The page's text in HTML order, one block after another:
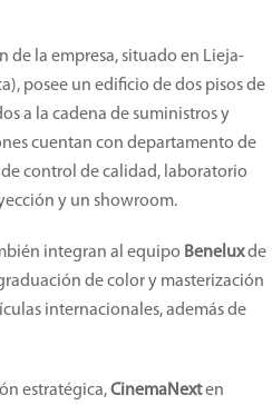
de la empresa, situado en Lieja-
posee un edificio de dos pisos de
a la cadena de suministros y
cuentan con departamento de
control de calidad, laboratorio
y un showroom.
integran al equipo Beneluxde
de color y masterización
internacionales, además de
estratégica,CinemaNexten